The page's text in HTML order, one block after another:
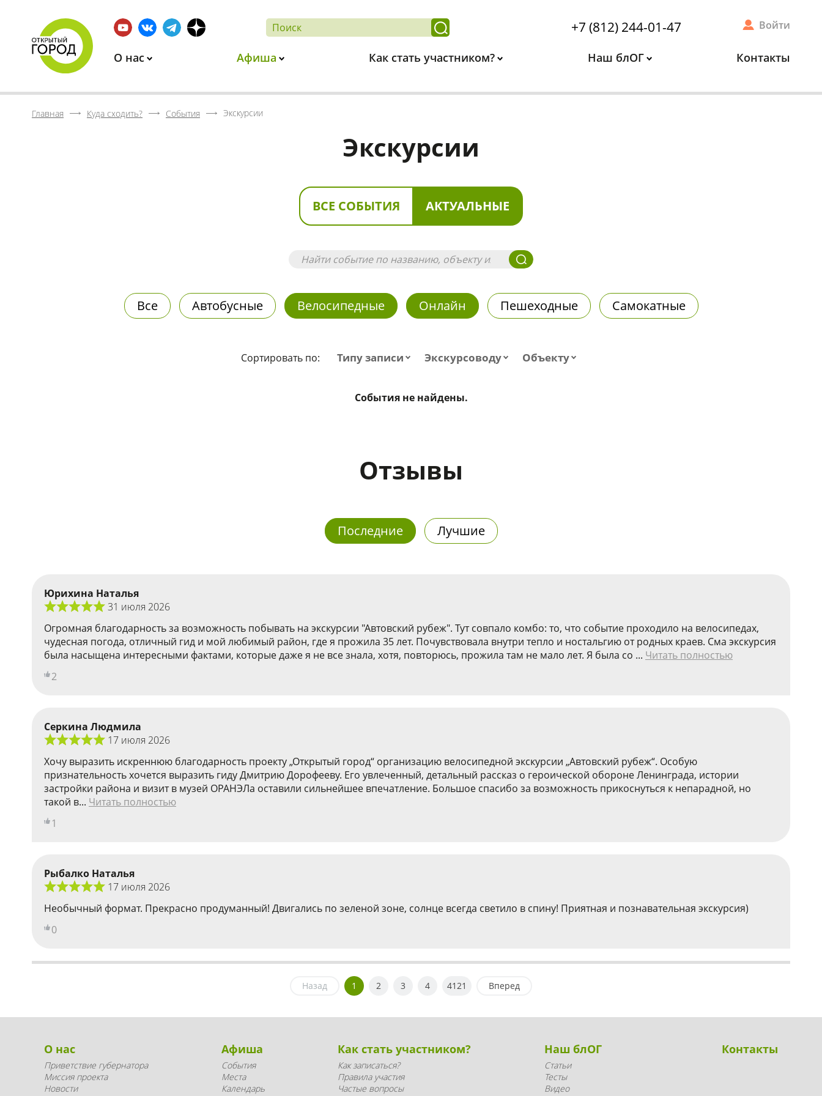
+7 (812) 244-01-47 Войти
О нас Афиша Как стать участником? Наш блОГ Контакты
Главная Куда сходить? События Экскурсии
Экскурсии
ВСЕ СОБЫТИЯ АКТУАЛЬНЫЕ
Все Автобусные Велосипедные Онлайн Пешеходные Самокатные
Сортировать по: Типу записи Экскурсоводу Объекту
События не найдены.
Отзывы
Последние Лучшие
Юрихина Наталья
31 июля 2026
Огромная благодарность за возможность побывать на экскурсии "Автовский рубеж". Тут совпало комбо: то, что событие проходило на велосипедах,
чудесная погода, отличный гид и мой любимый район, где я прожила 35 лет. Почувствовала внутри тепло и ностальгию от родных краев. Сма экскурсия
была насыщена интересными фактами, которые даже я не все знала, хотя, повторюсь, прожила там не мало лет. Я была со ... Читать полностью
2
Серкина Людмила
17 июля 2026
Хочу выразить искреннюю благодарность проекту „Открытый город“ организацию велосипедной экскурсии „Автовский рубеж“. Особую
признательность хочется выразить гиду Дмитрию Дорофееву. Его увлеченный, детальный рассказ о героической обороне Ленинграда, истории
застройки района и визит в музей ОРАНЭЛа оставили сильнейшее впечатление. Большое спасибо за возможность прикоснуться к непарадной, но
такой в... Читать полностью
1
Рыбалко Наталья
17 июля 2026
Необычный формат. Прекрасно продуманный! Двигались по зеленой зоне, солнце всегда светило в спину! Приятная и познавательная экскурсия)
0
Назад 1 2 3 4 4121 Вперед
О нас
Приветствие губернатора
Миссия проекта
Новости
Афиша
События
Места
Календарь
Как стать участником?
Как записаться?
Правила участия
Частые вопросы
Наш блОГ
Статьи
Тесты
Видео
Контакты